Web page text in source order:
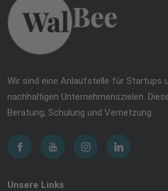
Wir sind eine Anlaufstelle für Startups
nachhaltigen Unternehmenszielen.
Beratung, Schulung und Vernetzung.
Unsere Links